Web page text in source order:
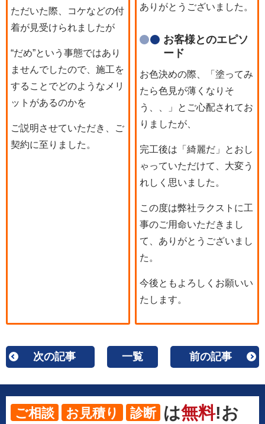
ただいた際、コケなどの付
着が見受けられましたが
“だめ”という事態ではあり
ませんでしたので、施工を
することでどのようなメリ
ットがあるのかを
ご説明させていただき、ご
契約に至りました。
ありがとうございました。
お客様とのエピソ
ード
お色決めの際、「塗ってみ
たら色見が薄くなりそ
う、、」とご心配されてお
りましたが、
完工後は「綺麗だ」とおし
ゃっていただけて、大変う
れしく思いました。
この度は弊社ラクストに工
事のご用命いただきまし
て、ありがとうございまし
た。
今後ともよろしくお願いい
たします。
次の記事 一覧 前の記事
ご相談 お見積り 診断 は無料!お